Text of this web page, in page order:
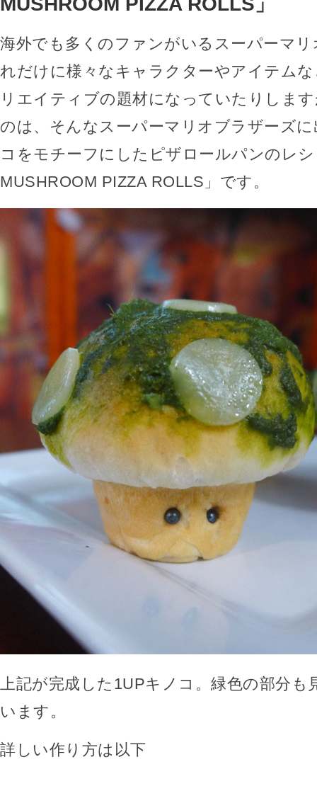
海外でも多くのファンがいるスーパーマ
れだけに様々なキャラクターやアイテム
リエイティブの題材になっていたりしま
のは、そんなスーパーマリオブラザーズ
コをモチーフにしたピザロールパンのレ
MUSHROOM PIZZA ROLLS」です。
上記が完成した1UPキノコ。緑色の部分も
います。
詳しい作り方は以下